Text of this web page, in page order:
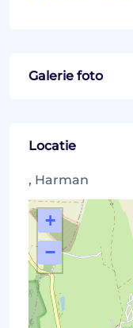
Galerie foto
Locatie
, Harman
+
−